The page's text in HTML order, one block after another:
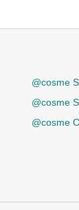
@cosme
@cosme
@cosme